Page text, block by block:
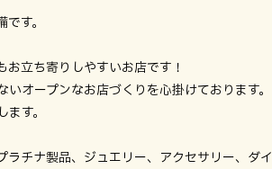
す。
立ち寄りしやすいお店です！
オープンなお店づくりを心掛けております。
す。
チナ製品、ジュエリー、アクセサリー、ダイ